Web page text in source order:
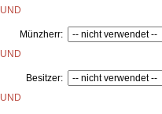
UND
Münzherr:
UND
Besitzer:
UND